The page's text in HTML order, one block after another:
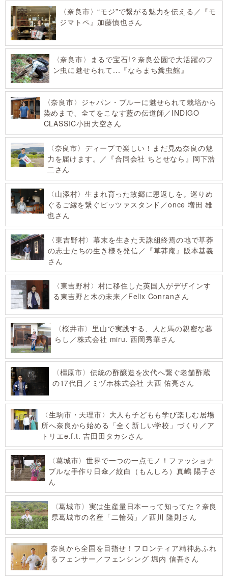
〈奈良市〉“モジ”で繋がる魅力を伝える／『モ
ジマトペ』加藤慎也さん
〈奈良市〉まるで宝石!？奈良公園で大活躍のフ
ン虫に魅せられて...『ならまち糞虫館』
〈奈良市〉ジャパン・ブルーに魅せられて栽培から
染めまで、全てをこなす藍の伝道師／INDIGO
CLASSIC小田大空さん
〈奈良市〉ディープで楽しい！まだ見ぬ奈良の魅
力を届けます。／『合同会社 ちとせなら』岡下浩
二さん
〈山添村〉生まれ育った故郷に恩返しを。巡りめ
ぐるご縁を繋ぐピッツァスタンド／once 増田 雄
也さん
〈東吉野村〉幕末を生きた天誅組終焉の地で草莽
の志士たちの生き様を発信／『草莽庵』阪本基義
さん
〈東吉野村〉村に移住した英国人がデザインす
る東吉野と木の未来／Felix Conranさん
〈桜井市〉里山で実践する、人と馬の親密な暮
らし／株式会社 miru. 西岡秀華さん
〈橿原市〉伝統の酢醸造を次代へ繋ぐ老舗酢蔵
の17代目／ミヅホ株式会社 大西 佑亮さん
〈生駒市・天理市〉大人も子どもも学び楽しむ居場
所へ奈良から始める「全く新しい学校」づくり／ア
トリエe.f.t. 吉田田タカシさん
〈葛城市〉世界で一つの一点モノ！ファッショナ
ブルな手作り日傘／紋白（もんしろ）真嶋 陽子さ
ん
〈葛城市〉実は生産量日本一って知ってた？奈良
県葛城市の名産「二輪菊」／西川 隆則さん
奈良から全国を目指せ！フロンティア精神あふれ
るフェンサー／フェンシング 堀内 信吾さん